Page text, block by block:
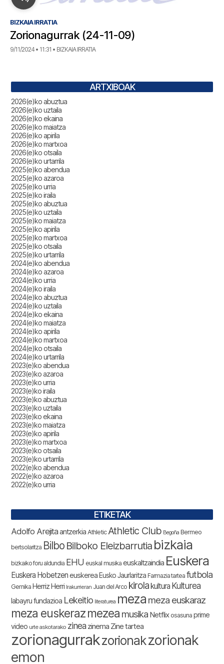
BIZKAIA IRRATIA
Zorionagurrak (24-11-09)
9/11/2024 • 11:31 • BIZKAIA IRRATIA
ARTXIBOAK
2026(e)ko abuztua
2026(e)ko uztaila
2026(e)ko ekaina
2026(e)ko maiatza
2026(e)ko apirila
2026(e)ko martxoa
2026(e)ko otsaila
2026(e)ko urtarrila
2025(e)ko abendua
2025(e)ko azaroa
2025(e)ko urria
2025(e)ko iraila
2025(e)ko abuztua
2025(e)ko uztaila
2025(e)ko maiatza
2025(e)ko apirila
2025(e)ko martxoa
2025(e)ko otsaila
2025(e)ko urtarrila
2024(e)ko abendua
2024(e)ko azaroa
2024(e)ko urria
2024(e)ko iraila
2024(e)ko abuztua
2024(e)ko uztaila
2024(e)ko ekaina
2024(e)ko maiatza
2024(e)ko apirila
2024(e)ko martxoa
2024(e)ko otsaila
2024(e)ko urtarrila
2023(e)ko abendua
2023(e)ko azaroa
2023(e)ko urria
2023(e)ko iraila
2023(e)ko abuztua
2023(e)ko uztaila
2023(e)ko ekaina
2023(e)ko maiatza
2023(e)ko apirila
2023(e)ko martxoa
2023(e)ko otsaila
2023(e)ko urtarrila
2022(e)ko abendua
2022(e)ko azaroa
2022(e)ko urria
ETIKETAK
Adolfo Arejitaantzerkia Athletic Athletic Club Begoña Bermeo
bertsolaritza Bilbo Bilboko Eleizbarrutia bizkaia
bizkaiko foru aldundia EHU euskal musika euskaltzaindia Euskera
Euskera Hobetzeneuskerea Eusko Jaurlaritza Farmazia tartea futbola
Gernika Herriz Herri Irakurrieran Juan del Arco kirolakultura Kulturea
labayru fundazioa Lekeitio literaturea meza meza euskaraz
meza euskerazmezea musika Netflix osasuna prime
video urte askotarako zinea zinema Zine tartea
zorionagurrakzorionakzorionak
emon